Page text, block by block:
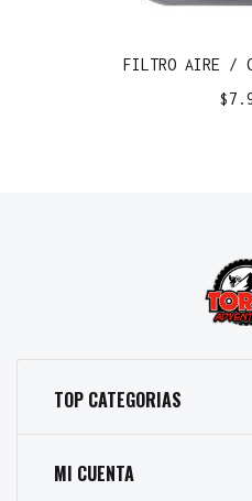
FILTRO AIRE /
$
TOP CATEGORIAS
MI CUENTA